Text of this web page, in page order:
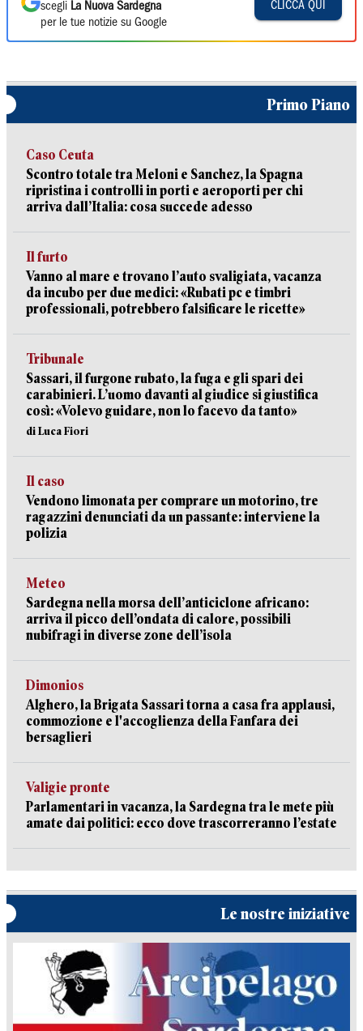
scegli La Nuova Sardegna
per le tue notizie su Google
CLICCA QUI
Primo Piano
Caso Ceuta
Scontro totale tra Meloni e Sanchez, la Spagna
ripristina i controlli in porti e aeroporti per chi
arriva dall’Italia: cosa succede adesso
Il furto
Vanno al mare e trovano l’auto svaligiata, vacanza
da incubo per due medici: «Rubati pc e timbri
professionali, potrebbero falsificare le ricette»
Tribunale
Sassari, il furgone rubato, la fuga e gli spari dei
carabinieri. L’uomo davanti al giudice si giustifica
così: «Volevo guidare, non lo facevo da tanto»
di Luca Fiori
Il caso
Vendono limonata per comprare un motorino, tre
ragazzini denunciati da un passante: interviene la
polizia
Meteo
Sardegna nella morsa dell’anticiclone africano:
arriva il picco dell’ondata di calore, possibili
nubifragi in diverse zone dell’isola
Dimonios
Alghero, la Brigata Sassari torna a casa fra applausi,
commozione e l'accoglienza della Fanfara dei
bersaglieri
Valigie pronte
Parlamentari in vacanza, la Sardegna tra le mete più
amate dai politici: ecco dove trascorreranno l’estate
Le nostre iniziative